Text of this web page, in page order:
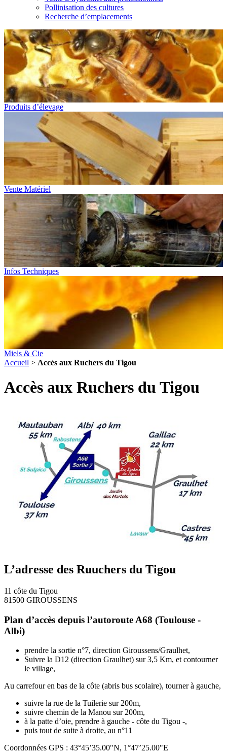
Pollinisation des cultures
Recherche d’emplacements
Produits d’élevage
Vente Matériel
Infos Techniques
Miels & Cie
Accueil > Accès aux Ruchers du Tigou
Accès aux Ruchers du Tigou
L’adresse des Ruuchers du Tigou
11 côte du Tigou
81500 GIROUSSENS
Plan d’accès depuis l’autoroute A68 (Toulouse -
Albi)
prendre la sortie n°7, direction Giroussens/Graulhet,
Suivre la D12 (direction Graulhet) sur 3,5 Km, et contourner
le village,
Au carrefour en bas de la côte (abris bus scolaire), tourner à gauche,
suivre la rue de la Tuilerie sur 200m,
suivre chemin de la Manou sur 200m,
à la patte d’oie, prendre à gauche - côte du Tigou -,
puis tout de suite à droite, au n°11
Coordonnées GPS : 43°45’35.00"N, 1°47’25.00"E